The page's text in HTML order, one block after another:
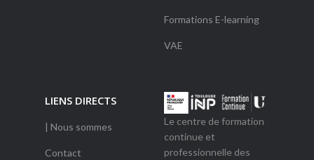
Formations E-learning
VAE
LIENS DIRECTS
| Nous sommes
Contact
Le centre de formation
continue et
professionnelle des